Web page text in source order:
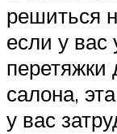
решиться
если у вас
перетяжки
салона,
у вас